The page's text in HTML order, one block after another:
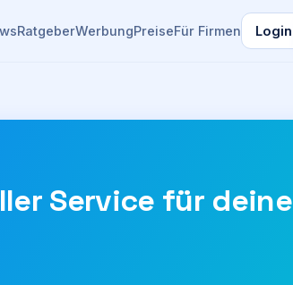
RatgeberWerbungPreiseFür Firmen Login
Service für deine